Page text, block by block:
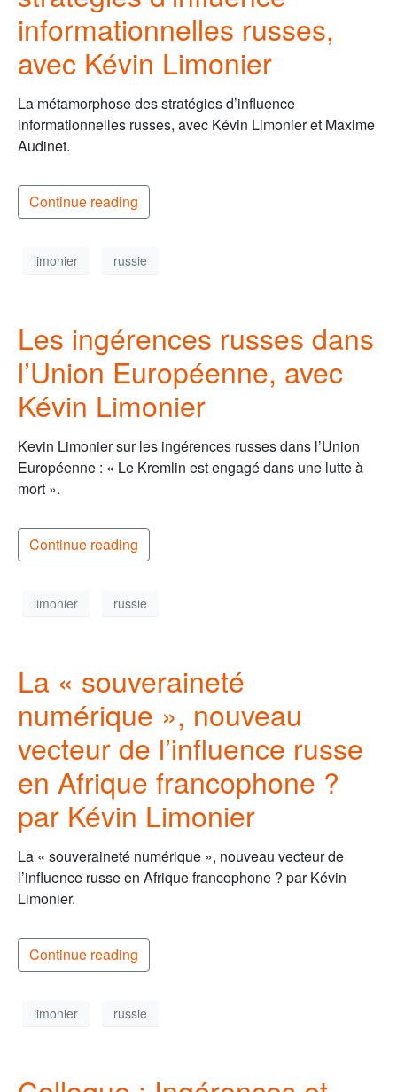
informationnelles russes,
avec Kévin Limonier
La métamorphose des stratégies d’influence
informationnelles russes, avec Kévin Limonier et Maxime
Audinet.
Continue reading
limonier russie
Les ingérences russes dans
l’Union Européenne, avec
Kévin Limonier
Kevin Limonier sur les ingérences russes dans l’Union
Européenne : « Le Kremlin est engagé dans une lutte à
mort ».
Continue reading
limonier russie
La « souveraineté
numérique », nouveau
vecteur de l’influence russe
en Afrique francophone ?
par Kévin Limonier
La « souveraineté numérique », nouveau vecteur de
l’influence russe en Afrique francophone ? par Kévin
Limonier.
Continue reading
limonier russie